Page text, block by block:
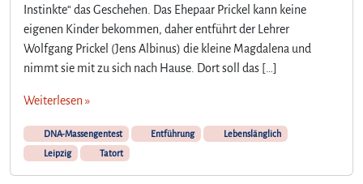
Instinkte“ das Geschehen. Das Ehepaar Prickel kann keine
eigenen Kinder bekommen, daher entführt der Lehrer
Wolfgang Prickel (Jens Albinus) die kleine Magdalena und
nimmt sie mit zu sich nach Hause. Dort soll das […]
Weiterlesen »
DNA-Massengentest Entführung
Lebenslänglich
Leipzig
Tatort